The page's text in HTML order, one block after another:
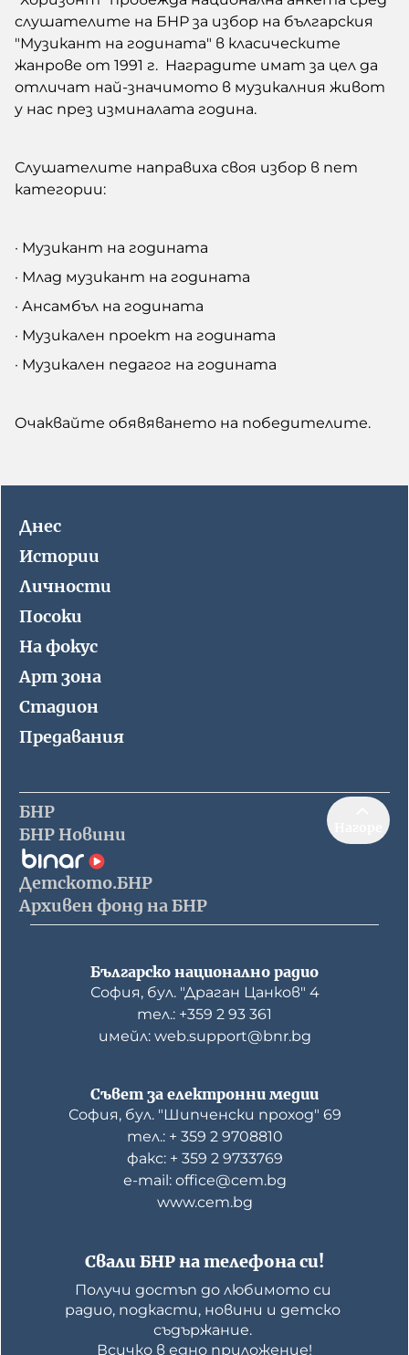
слушателите на БНР за избор на българския
"Музикант на годината" в класическите
жанрове от 1991 г. Наградите имат за цел да
отличат най-значимото в музикалния живот
у нас през изминалата година.
Слушателите направиха своя избор в пет
категории:
· Музикант на годината
· Млад музикант на годината
· Ансамбъл на годината
· Музикален проект на годината
· Музикален педагог на годината
Очаквайте обявяването на победителите.
Днес
Истории
Личности
Посоки
На фокус
Арт зона
Стадион
Предавания
БНР
БНР Новини
Детското.БНР
Архивен фонд на БНР
Българско национално радио
София, бул. "Драган Цанков" 4
тел.: +359 2 93 361
имейл: web.support@bnr.bg
Свали БНР на телефона си!
Получи достъп до любимото си
радио, подкасти, новини и детско
съдържание.
Всичко в едно приложение!
Съвет за електронни медии
София, бул. "Шипченски проход" 69
тел.: + 359 2 9708810
факс: + 359 2 9733769
е-mail: office@cem.bg
www.cem.bg